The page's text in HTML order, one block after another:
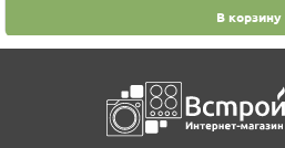
В корзину